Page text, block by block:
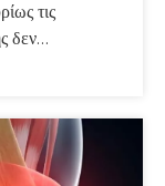
τις
δεν
μπορεί
του
μυών, των